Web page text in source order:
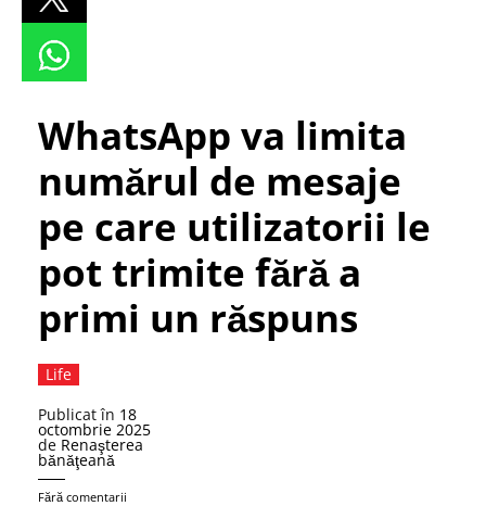
WhatsApp va limita
numărul de mesaje
pe care utilizatorii le
pot trimite fără a
primi un răspuns
Life
Publicat în 18
octombrie 2025
de Renaşterea
bănăţeană
Fără comentarii